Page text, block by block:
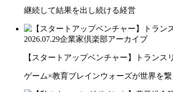
継続して結果を出し続ける経営
2026.07.29企業家倶楽部アーカイブ
【スタートアップベンチャー】トラン
ゲーム×教育ブレインウォーズが世界を繋